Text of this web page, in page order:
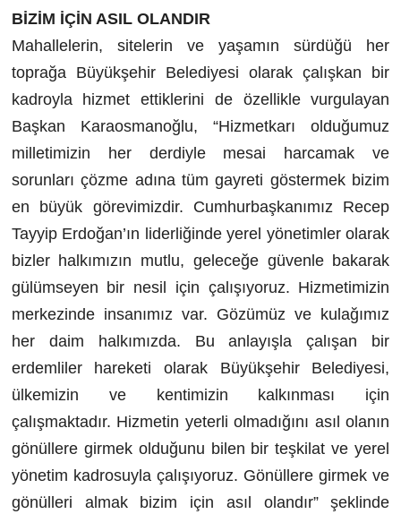
BİZİM İÇİN ASIL OLANDIR
Mahallelerin, sitelerin ve yaşamın sürdüğü her
toprağa Büyükşehir Belediyesi olarak çalışkan bir
kadroyla hizmet ettiklerini de özellikle vurgulayan
Başkan Karaosmanoğlu, “Hizmetkarı olduğumuz
milletimizin her derdiyle mesai harcamak ve
sorunları çözme adına tüm gayreti göstermek bizim
en büyük görevimizdir. Cumhurbaşkanımız Recep
Tayyip Erdoğan’ın liderliğinde yerel yönetimler olarak
bizler halkımızın mutlu, geleceğe güvenle bakarak
gülümseyen bir nesil için çalışıyoruz. Hizmetimizin
merkezinde insanımız var. Gözümüz ve kulağımız
her daim halkımızda. Bu anlayışla çalışan bir
erdemliler hareketi olarak Büyükşehir Belediyesi,
ülkemizin ve kentimizin kalkınması için
çalışmaktadır. Hizmetin yeterli olmadığını asıl olanın
gönüllere girmek olduğunu bilen bir teşkilat ve yerel
yönetim kadrosuyla çalışıyoruz. Gönüllere girmek ve
gönülleri almak bizim için asıl olandır” şeklinde